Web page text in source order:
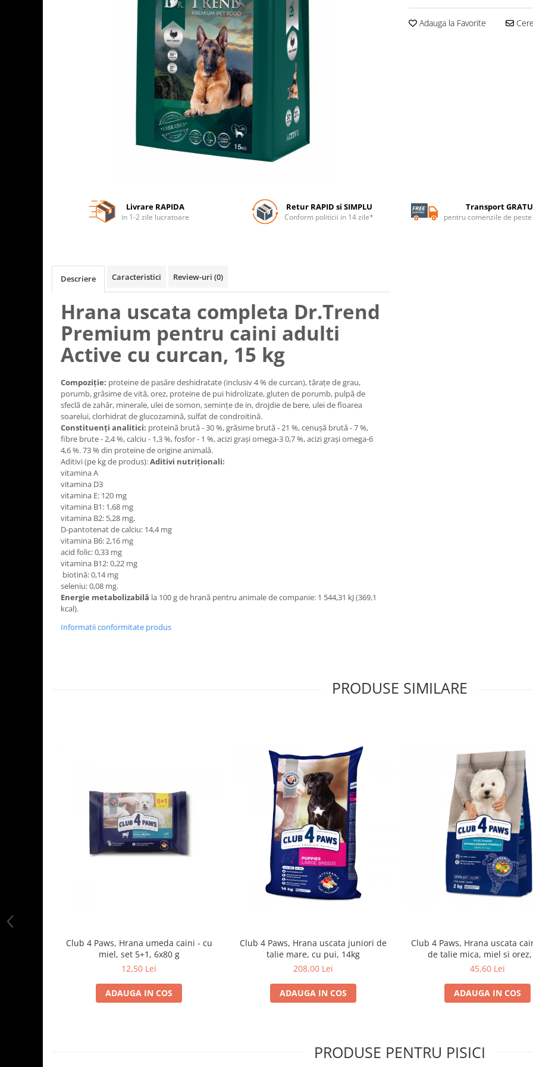
Adauga la Favorite
Livrare RAPIDA
in 1-2 zile lucratoare
Retur RAPID si SIMPLU
Conform politicii in 14 zile*
Transport
pentru comenzile de peste
Descriere Caracteristici Review-uri (0)
Hrana uscata completa Dr.Trend
Premium pentru caini adulti
Active cu curcan, 15 kg
Compoziție: proteine de pasăre deshidratate (inclusiv 4 % de curcan), tărațe de grau,
porumb, grăsime de vită, orez, proteine de pui hidrolizate, gluten de porumb, pulpă de
sfeclă de zahăr, minerale, ulei de somon, semințe de in, drojdie de bere, ulei de floarea
soarelui, clorhidrat de glucozamină, sulfat de condroitină.
Constituenți analitici: proteină brută - 30 %, grăsime brută - 21 %, cenușă brută - 7 %,
fibre brute - 2,4 %, calciu - 1,3 %, fosfor - 1 %, acizi grași omega-3 0,7 %, acizi grași omega-6
4,6 %. 73 % din proteine de origine animală.
Aditivi (pe kg de produs):Aditivi nutriționali:
vitamina A
vitamina D3
vitamina E: 120 mg
vitamina B1: 1,68 mg
vitamina B2: 5,28 mg,
D-pantotenat de calciu: 14,4 mg
vitamina B6: 2,16 mg
acid folic: 0,33 mg
vitamina B12: 0,22 mg
biotină: 0,14 mg
seleniu: 0,08 mg.
Energie metabolizabilă la 100 g de hrană pentru animale de companie: 1 544,31 kJ (369,1
kcal).
Informatii conformitate produs
PRODUSE SIMILARE
Club 4 Paws, Hrana umeda caini - cu
miel, set 5+1, 6x80 g
12,50 Lei
ADAUGA IN COS
Club 4 Paws, Hrana uscata juniori de
talie mare, cu pui, 14kg
208,00 Lei
ADAUGA IN COS
Club 4 Paws, Hrana uscata
de talie mica, miel si orez,
45,60 Lei
ADAUGA IN COS
PRODUSE PENTRU PISICI